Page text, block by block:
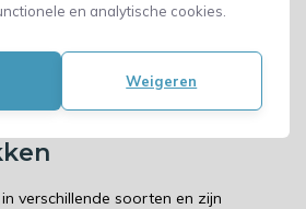
en analytische cookies.
Weigeren
kun je er altijd nog andere flessen
verschillende soorten en zijn